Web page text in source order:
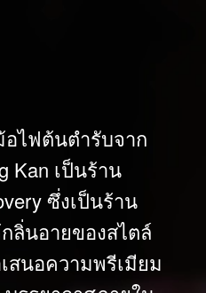
ไฟต้นตำรับจาก
Kan เป็นร้าน
ซึ่งเป็นร้าน
ลิ่นอายของสไตล์
สนอความพรีเมียม